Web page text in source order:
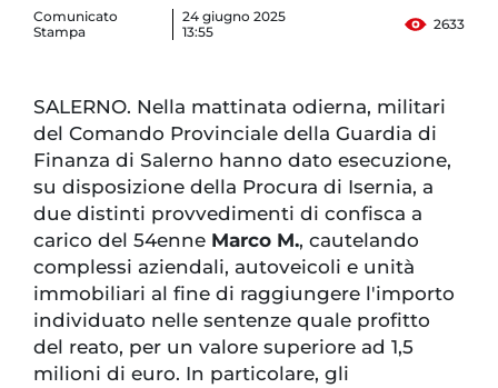
Comunicato
Stampa
24 giugno 2025
13:55
2633
SALERNO. Nella mattinata odierna, militari
del Comando Provinciale della Guardia di
Finanza di Salerno hanno dato esecuzione,
su disposizione della Procura di Isernia, a
due distinti provvedimenti di confisca a
carico del 54enne Marco M., cautelando
complessi aziendali, autoveicoli e unità
immobiliari al fine di raggiungere l'importo
individuato nelle sentenze quale profitto
del reato, per un valore superiore ad 1,5
milioni di euro. In particolare, gli